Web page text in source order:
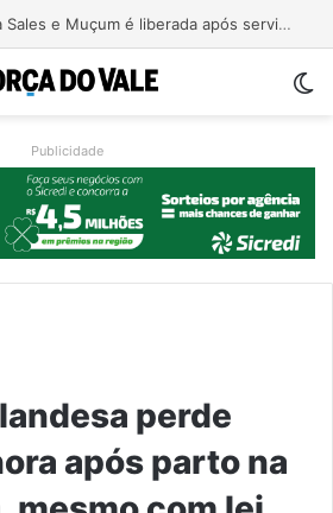
Estrada entre Roca Sales e Muçum é liberada após serviços de manutenção
Publicidade
perde
após parto na